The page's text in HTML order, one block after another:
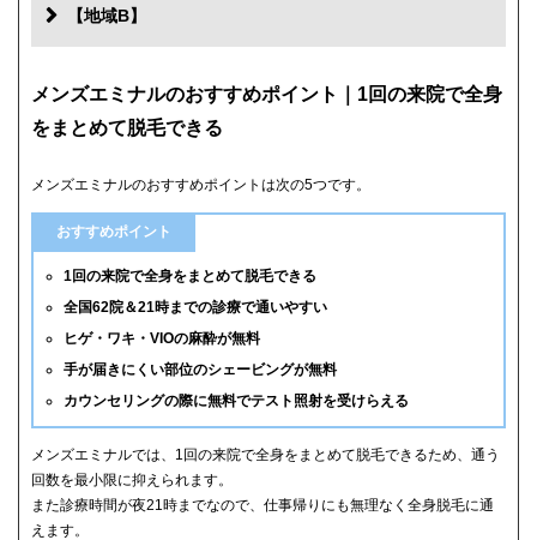
【地域B】
メンズエミナルのおすすめポイント｜1回の来院で全身
をまとめて脱毛できる
メンズエミナルのおすすめポイントは次の5つです。
おすすめポイント
1回の来院で全身をまとめて脱毛できる
全国62院＆21時までの診療で通いやすい
ヒゲ・ワキ・VIOの麻酔が無料
手が届きにくい部位のシェービングが無料
カウンセリングの際に無料でテスト照射を受けらえる
メンズエミナルでは、1回の来院で全身をまとめて脱毛できるため、通う
回数を最小限に抑えられます。
また診療時間が夜21時までなので、仕事帰りにも無理なく全身脱毛に通
えます。